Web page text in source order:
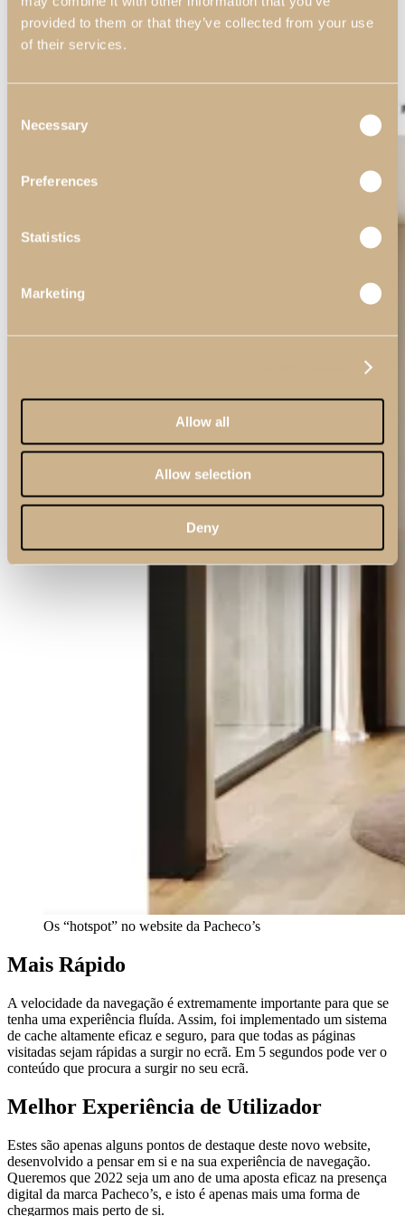
provided to them or that they’ve collected from your use
of their services.
Selection
Necessary
Preferences
Statistics
Marketing
Allow all
Allow selection
Deny
também páginas
dedicadas especificamente a este segmento de
mercado, para que lhes seja mais fácil entrarem em contacto
connosco e requisitarem os nossos serviços para os seus próximos
Os “hotspot” no website da Pacheco’s
Mais Rápido
A velocidade da navegação é extremamente importante para que se
tenha uma experiência fluída. Assim, foi implementado um sistema
de cache altamente eficaz e seguro, para que todas as páginas
visitadas sejam rápidas a surgir no ecrã. Em 5 segundos pode ver o
conteúdo que procura a surgir no seu ecrã.
Melhor Experiência de Utilizador
Estes são apenas alguns pontos de destaque deste novo website,
desenvolvido a pensar em si e na sua experiência de navegação.
Queremos que 2022 seja um ano de uma aposta eficaz na presença
digital da marca Pacheco’s, e isto é apenas mais uma forma de
chegarmos mais perto de si.